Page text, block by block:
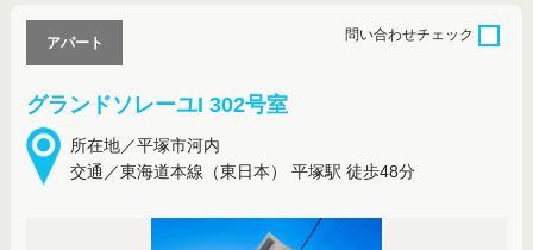
グランドソレーユI 302号室
所在地／平塚市河内
交通／東海道本線（東日本） 平塚駅 徒歩48分
アパート
問い合わせチェック